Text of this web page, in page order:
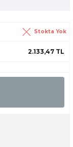
Stokta Yok
2.133,47 TL